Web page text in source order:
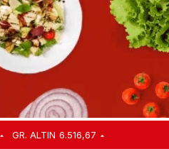
GR. ALTIN 6.516,67